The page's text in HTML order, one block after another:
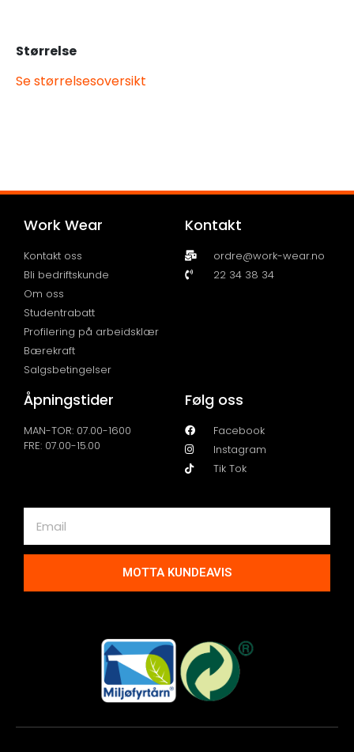
Størrelse
Se størrelsesoversikt
Work Wear
Kontakt oss
Bli bedriftskunde
Om oss
Studentrabatt
Profilering på arbeidsklær
Bærekraft
Salgsbetingelser
Kontakt
ordre@work-wear.no
22 34 38 34
Åpningstider
MAN-TOR: 07.00-1600
FRE: 07.00-15.00
Følg oss
Facebook
Instagram
Tik Tok
MOTTA KUNDEAVIS